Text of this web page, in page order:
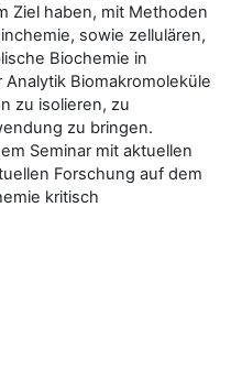
Ziel haben, mit Methoden
sowie zellulären,
Biochemie in
Biomakromoleküle
zu isolieren, zu
zu bringen.
Seminar mit aktuellen
Forschung auf dem
kritisch